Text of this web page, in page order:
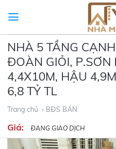
NHÀ 5 TẦNG
ĐOÀN GIỎI, P.SƠN
4,4X10M, HẬU
6,8 TỶ TL
Trang chủ › BĐS BÁN
Giá: ĐANG GIAO DỊCH